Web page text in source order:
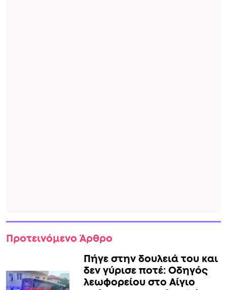
Προτεινόμενο Άρθρο
Πήγε στην δουλειά του και
δεν γύρισε ποτέ: Οδηγός
λεωφορείου στο Αίγιο